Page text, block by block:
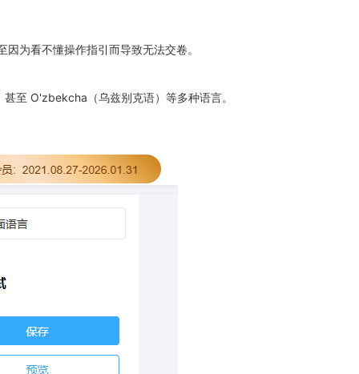
为看不懂操作指引而导致无法交卷。
至 O'zbekcha（乌兹别克语）等多种语言。